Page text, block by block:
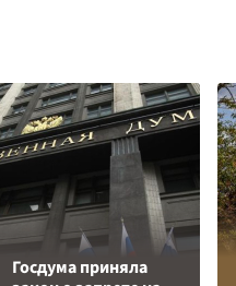
Госдума приняла